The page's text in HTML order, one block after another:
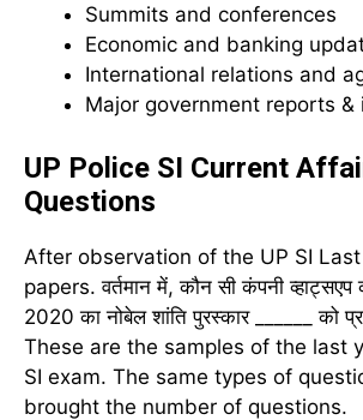
Summits and conferences
Economic and banking
International relations and
Major government reports &
UP Police SI Current
Questions
After observation of the UP SI Last
papers. वर्तमान में, कौन सी कंपनी व्हाट्सएप
2020 का नोबेल शांति पुरस्कार ______ को
These are the samples of the last
SI exam. The same types of
brought the number of questions.